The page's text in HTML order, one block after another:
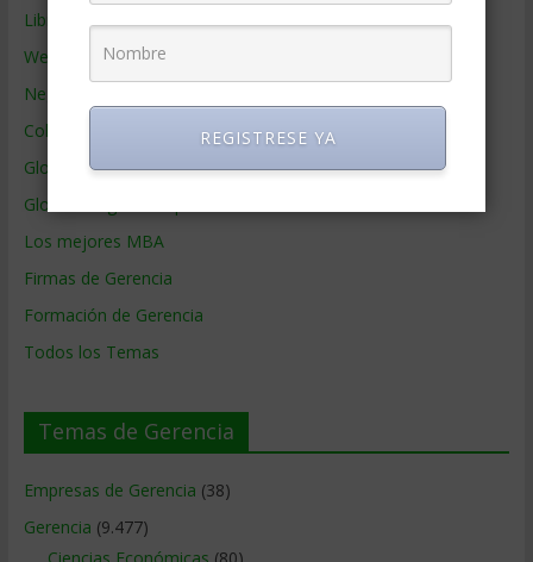
Libros de Gerencia
Webs de Gerencia
Negocios por País
Colaboradores de Gerencia
Glosario
Glosario Inglés – Español
Los mejores MBA
Firmas de Gerencia
Formación de Gerencia
Todos los Temas
Temas de Gerencia
Empresas de Gerencia (38)
Gerencia (9.477)
REGISTRESE YA